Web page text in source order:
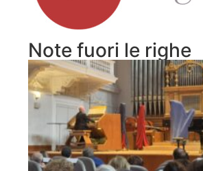
Note fuori le righe